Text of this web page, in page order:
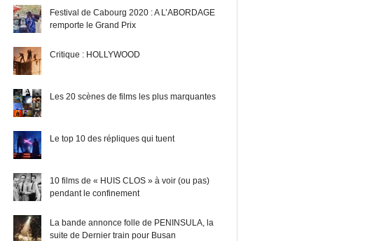
Festival de Cabourg 2020 : A L’ABORDAGE
remporte le Grand Prix
Critique : HOLLYWOOD
Les 20 scènes de films les plus marquantes
Le top 10 des répliques qui tuent
10 films de « HUIS CLOS » à voir (ou pas)
pendant le confinement
La bande annonce folle de PENINSULA, la
suite de Dernier train pour Busan